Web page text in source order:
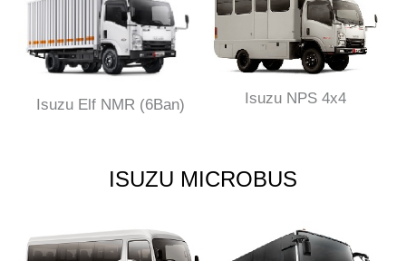
Isuzu Elf NMR (6Ban) Isuzu NPS 4x4
ISUZU MICROBUS